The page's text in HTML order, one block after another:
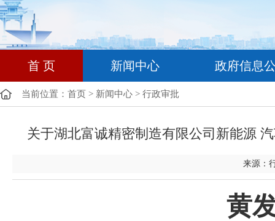
首 页 新闻中心 政府信息
当前位置： 首页 > 新闻中心 > 行政审批
关于湖北富诚精密制造有限公司新能源
来源：
黄